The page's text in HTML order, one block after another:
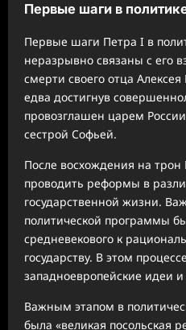
Первые шаги в
Первые шаги Петра I в
неразрывно связаны с его
смерти своего отца
едва достигнув
провозглашен царем
сестрой Софьей.
После восхождения на
проводить реформы в
государственной жизни.
политической программы
средневекового к
государству. В этом
западноевропейские идеи
Важным этапом в
была «великая посольская